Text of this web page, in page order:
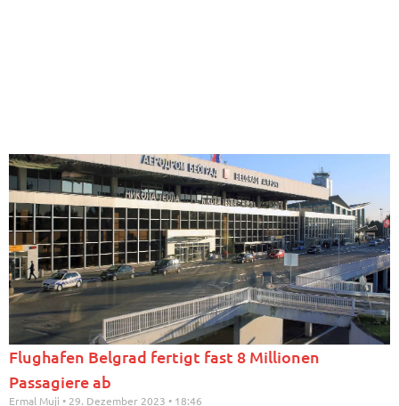
Flughafen Belgrad fertigt fast 8 Millionen
Passagiere ab
Ermal Muji 29. Dezember 2023 18:46